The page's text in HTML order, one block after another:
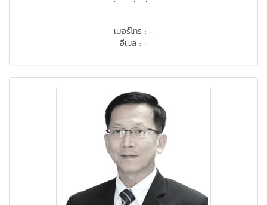
เบอร์โทร : -
อีเมล : -